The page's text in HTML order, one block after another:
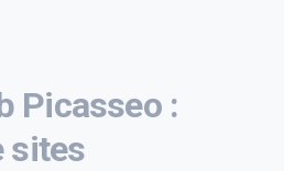
Picasseo :
sites